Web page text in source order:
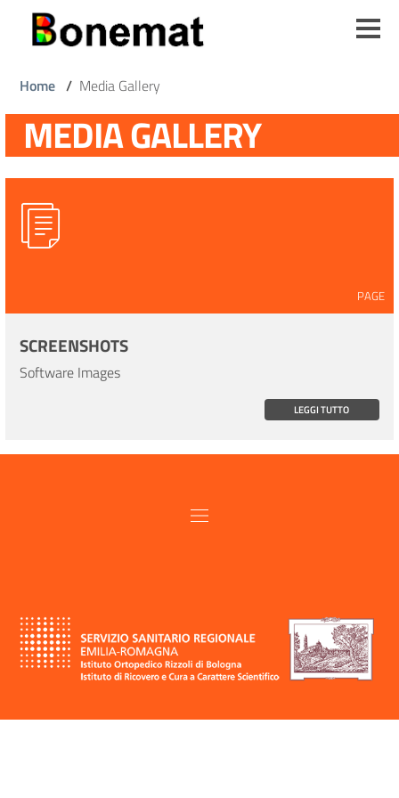
contenuto
Briciole
di
pane
Home / Media Gallery
MEDIA GALLERY
PAGE
SCREENSHOTS
Software Images
LEGGI TUTTO